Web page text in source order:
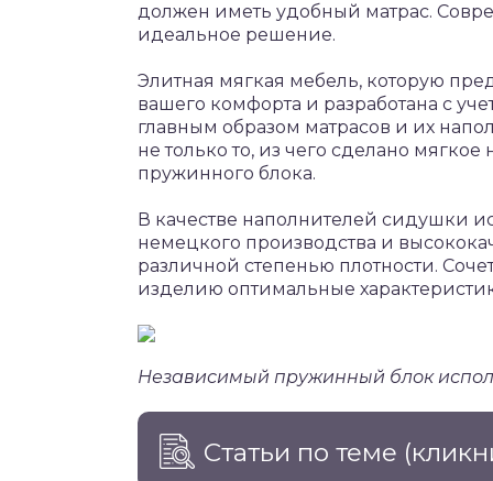
должен иметь удобный матрас.
идеальное решение.
Элитная мягкая мебель, которую
вашего комфорта и разработана с
главным образом матрасов и их
не только то, из чего сделано
пружинного блока.
В качестве наполнителей сидушки
немецкого производства и
различной степенью плотности.
изделию оптимальные
Независимый пружинный блок
Статьи по теме